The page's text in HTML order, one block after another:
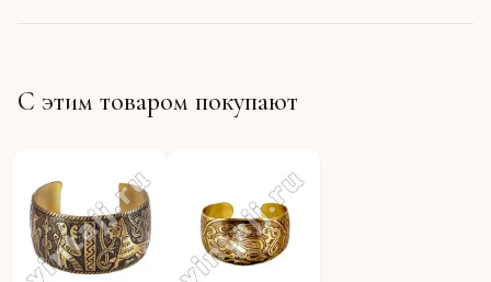
С этим товаром покупают